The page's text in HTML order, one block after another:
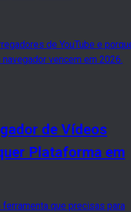
de YouTube e
vencem em 2026.
de Vídeos
Plataforma em
ferramenta que precisas para